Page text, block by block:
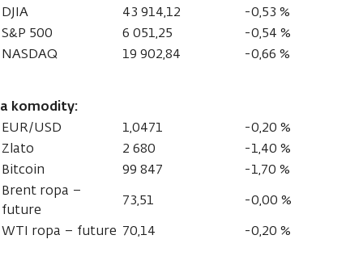
DJIA 43 914,12
-0,53 %
S&P 500
6 051,25
-0,54 %
NASDAQ
19 902,84 -0,66 %
a komodity:
EUR/USD 1,0471
-0,20 %
Zlato
2 680
-1,40 %
Bitcoin
99 847
-1,70 %
Brent ropa –
future
73,51
-0,00 %
WTI ropa – future 70,14 -0,20 %